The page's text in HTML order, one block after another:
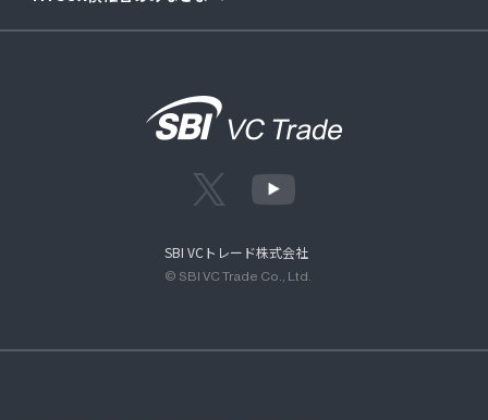
SBI VCトレード株式会社
© SBI VC Trade Co., Ltd.